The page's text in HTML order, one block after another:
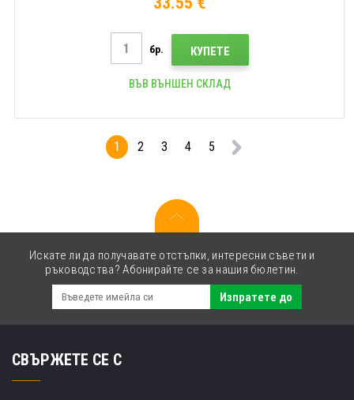
бр. КУПЕТЕ
ВЪВ ВЪНШЕН СКЛАД
1 2 3 4 5
Искате ли да получавате отстъпки, интересни съвети и
ръководства? Абонирайте се за нашия бюлетин.
Изпратете до
СВЪРЖЕТЕ СЕ С